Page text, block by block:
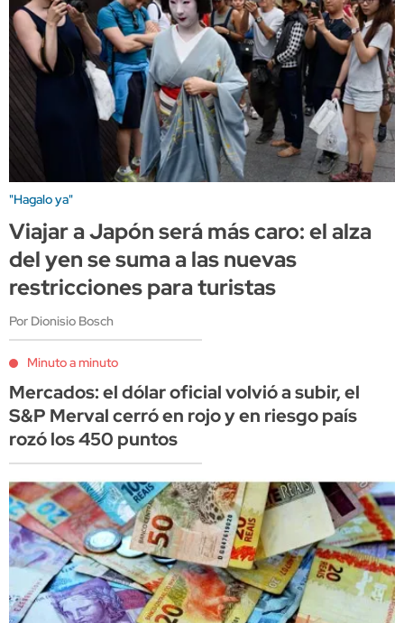
"Hagalo ya"
Viajar a Japón será más caro: el alza
del yen se suma a las nuevas
restricciones para turistas
Por Dionisio Bosch
Minuto a minuto
Mercados: el dólar oficial volvió a subir, el
S&P Merval cerró en rojo y en riesgo país
rozó los 450 puntos